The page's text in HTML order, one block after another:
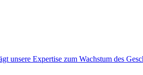
unsere Expertise zum Wachstum des